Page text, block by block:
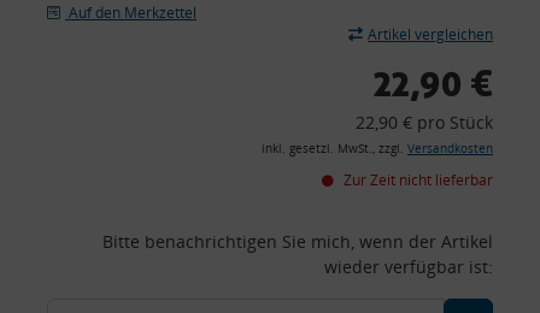
Auf den Merkzettel
Artikel vergleichen
22,90 €
22,90 € pro Stück
inkl. gesetzl. MwSt., zzgl. Versandkosten
Zur Zeit nicht lieferbar
Bitte benachrichtigen Sie mich, wenn der Artikel
wieder verfügbar ist: